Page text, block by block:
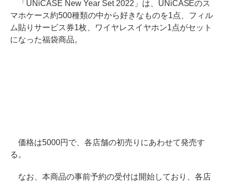
「UNiCASE New Year Set 2022」は、UNiCASEのス
マホケース約500種類の中から好きなものを1点、フィル
ム貼りサービス券1枚、ワイヤレスイヤホン1点がセット
になった福袋商品。
価格は5000円で、各店舗の初売りにあわせて発売す
る。
なお、本商品の事前予約の受付は開始しており、各店